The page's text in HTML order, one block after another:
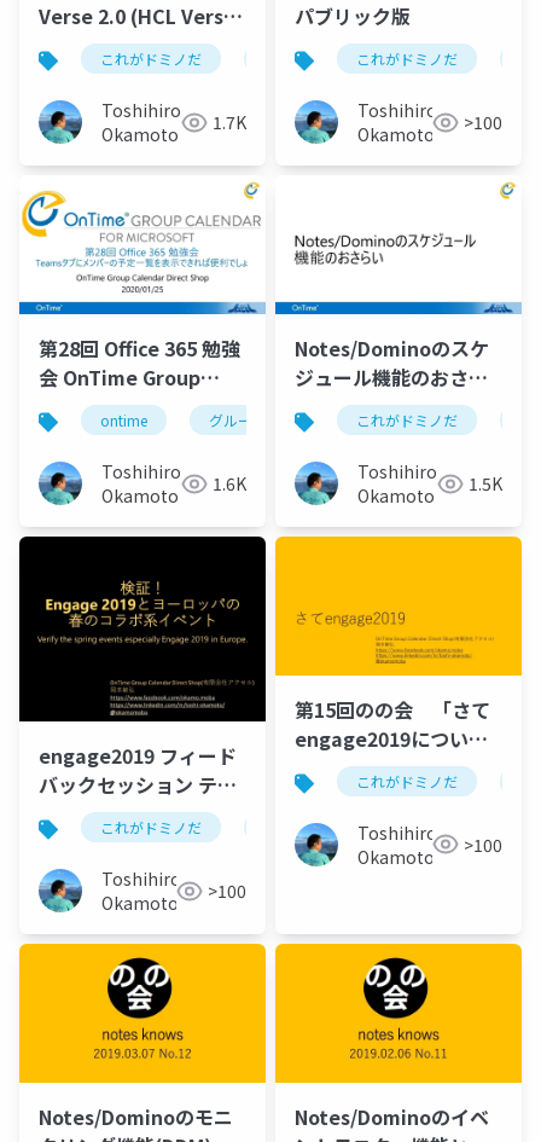
Verse 2.0 (HCL Verse
2.0 のご紹介)
これがドミノだ ontime hcl domino
Toshihiro
Okamoto
1.7K
パブリック版
これがドミノだ
Toshihiro
Okamoto
>100
第28回 Office 365 勉強
会 OnTime Group
Calendar for
Microsoft Teams
ontime グループカレンダー グループスケジュール
Toshihiro
Okamoto
1.6K
Notes/Dominoのスケ
ジュール機能のおさら
い 及び OnTimeの
Domino/Exchange連
携機能
これがドミノだ
Toshihiro
Okamoto
1.5K
engage2019 フィード
バックセッション テク
てく Lotus 技術者夜会
これがドミノだ ontime hcl
Toshihiro
Okamoto
>100
第15回のの会 「さて
engage2019につい
て」
これがドミノだ
Toshihiro
Okamoto
>100
Notes/Dominoのモニ
Notes/Dominoのイベ